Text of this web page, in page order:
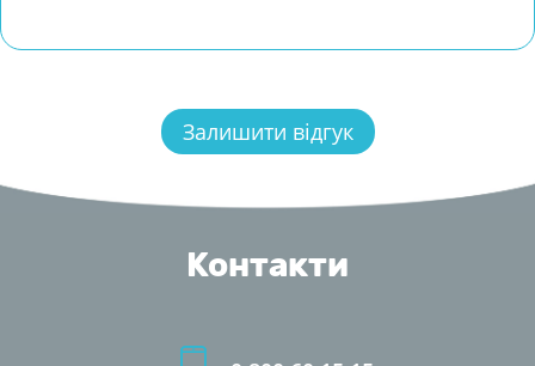
Контакти